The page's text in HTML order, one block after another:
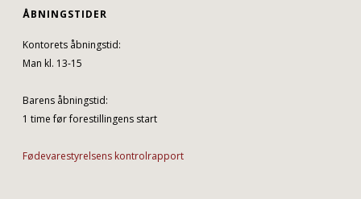
ÅBNINGSTIDER
Kontorets åbningstid:
Man kl. 13-15
Barens åbningstid:
1 time før forestillingens start
Fødevarestyrelsens kontrolrapport